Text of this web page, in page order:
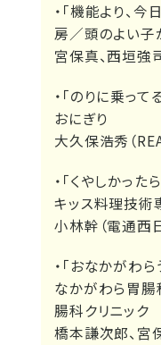
・「機能より、
房／頭のよい子
宮保真、西垣強
・「のりに乗っ
おにぎり
大久保浩秀（
・「くやしかっ
キッス料理技術
小林幹（電通西
・「おなかがわら
なかがわら胃腸
腸科クリニック
橋本謙次郎、宮